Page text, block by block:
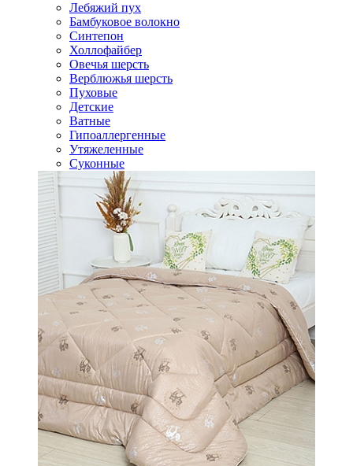
Лебяжий пух
Бамбуковое волокно
Синтепон
Холлофайбер
Овечья шерсть
Верблюжья шерсть
Пуховые
Детские
Ватные
Гипоаллергенные
Утяжеленные
Суконные